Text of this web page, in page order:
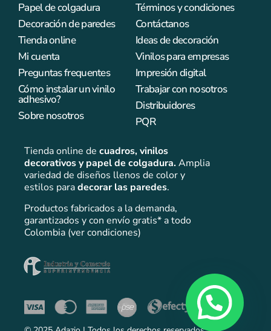
Tienda online de cuadros,vinilos
decorativos y papel de colgadura.Amplia
variedad de diseños llenos de color y
estilos paradecorar las paredes.
Productos fabricados a la demanda,
garantizados y con envío gratis* a todo
Colombia (ver condiciones)
Papel de colgadura
Decoración de paredes
Tienda online
Mi cuenta
Preguntas frequentes
Cómo instalar un vinilo
adhesivo?
Sobre nosotros
Términos y condiciones
Contáctanos
Ideas de decoración
Vinilos para empresas
Impresión digital
Trabajar con nosotros
Distribuidores
PQR